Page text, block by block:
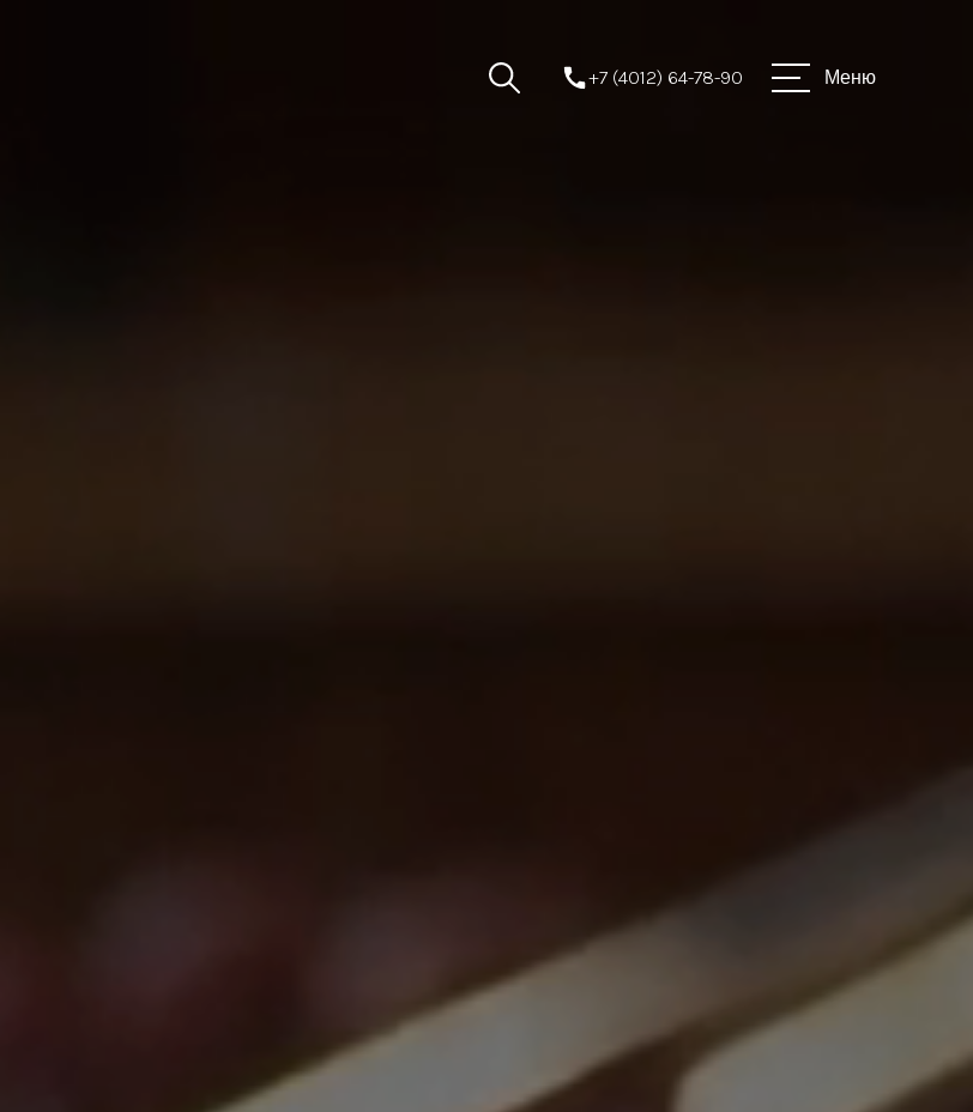
+7 (4012) 64-78-90 Меню